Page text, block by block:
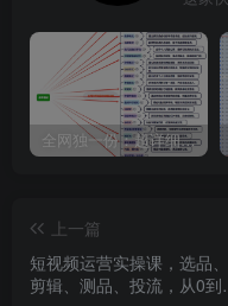
全网独一份：超详细的40+个自媒体赛道领域解析手册，让你的内容创作不再局限！
上一篇
短视频运营实操课，选品、
剪辑、测品、投流，从0到